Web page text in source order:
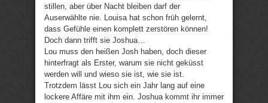
stillen, aber über Nacht bleiben darf der
Auserwählte nie. Louisa hat schon früh gelernt,
dass Gefühle einen komplett zerstören können!
Doch dann trifft sie Joshua…
Lou muss den heißen Josh haben, doch dieser
hinterfragt als Erster, warum sie nicht geküsst
werden will und wieso sie ist, wie sie ist.
Trotzdem lässt Lou sich ein Jahr lang auf eine
lockere Affäre mit ihm ein. Joshua kommt ihr immer